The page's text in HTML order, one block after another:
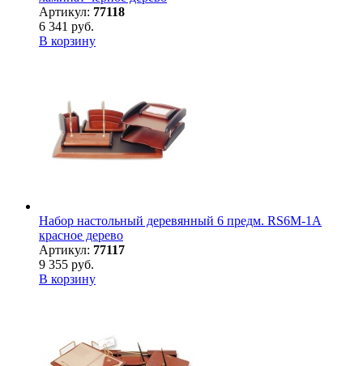
Артикул: 77118
6 341 руб.
В корзину
Набор настольный деревянный 6 предм. RS6M-1A
красное дерево
Артикул: 77117
9 355 руб.
В корзину